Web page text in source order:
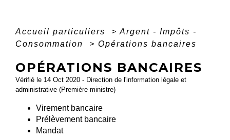
Accueil particuliers > Argent - Impôts -
Consommation
> Opérations bancaires
OPÉRATIONS BANCAIRES
Vérifié le 14 Oct 2020 - Direction de l'information légale et
administrative (Première ministre)
Virement bancaire
Prélèvement bancaire
Mandat